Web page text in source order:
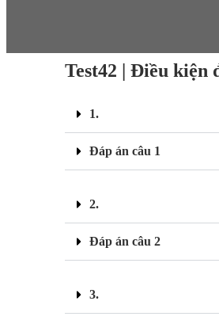
Test42 | Điều kiện
1.
Đáp án câu 1
2.
Đáp án câu 2
3.